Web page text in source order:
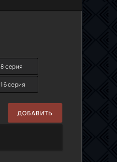
8 серия
16 серия
ДОБАВИТЬ